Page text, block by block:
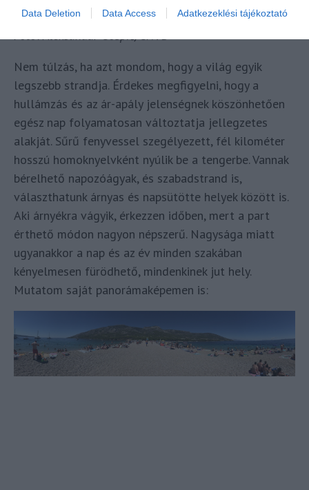
Data Deletion Data Access Adatkezeklési tájékoztató
Fotó: Aleksandar Gospić/CNTB
Nem túlzás, ha azt mondom, hogy a világ egyik
legszebb strandja. Érdekes megfigyelni, hogy a
hullámzás és az ár-apály jelenségnek köszönhetően
egész nap folyamatosan változtatja jellegzetes
alakját. Sűrű fenyvessel szegélyezett, fél kilométer
hosszú homoknyelvként nyúlik be a tengerbe. Vannak
bérelhető napozóágyak, és szabadstrand is,
választhatunk árnyas és napsütötte helyek között is.
Aki árnyékra vágyik, érkezzen időben, mert a part
érthető módon nagyon népszerű. Nagysága miatt
ugyanakkor a nap és az év minden szakában
kényelmesen fürödhető, mindenkinek jut hely.
Mutatom saját panorámaképemen is: